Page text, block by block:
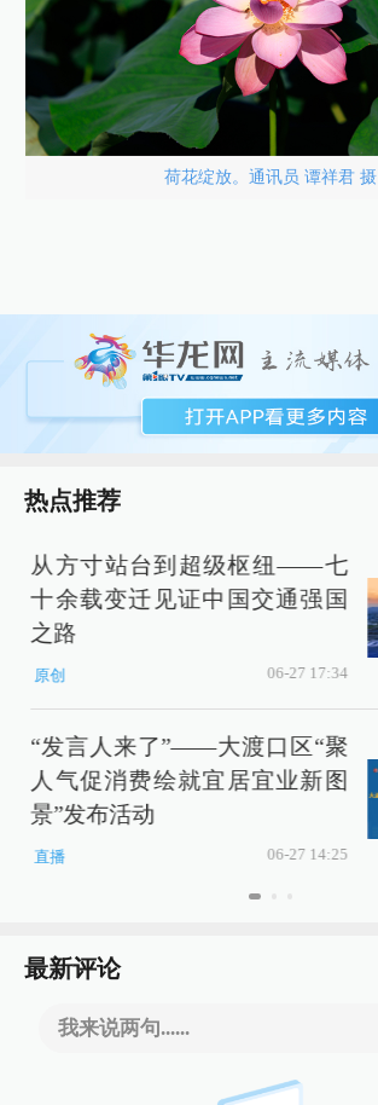
荷花绽放。通讯员 谭祥君 摄
热点推荐
从方寸站台到超级枢纽——七
十余载变迁见证中国交通强国
之路
原创 06-27 17:34
“发言人来了”——大渡口区“聚
人气促消费绘就宜居宜业新图
景”发布活动
直播 06-27 14:25
最新评论
我来说两句......